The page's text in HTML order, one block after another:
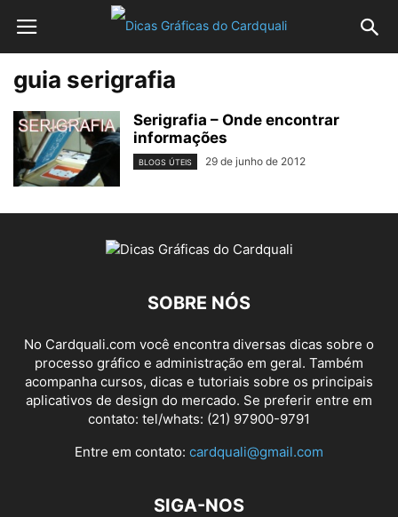
guia serigrafia
Serigrafia – Onde encontrar
informações
BLOGS ÚTEIS 29 de junho de 2012
SOBRE NÓS
No Cardquali.com você encontra diversas dicas sobre o
processo gráfico e administração em geral. Também
acompanha cursos, dicas e tutoriais sobre os principais
aplicativos de design do mercado. Se preferir entre em
contato: tel/whats: (21) 97900-9791
Entre em contato: cardquali@gmail.com
SIGA-NOS